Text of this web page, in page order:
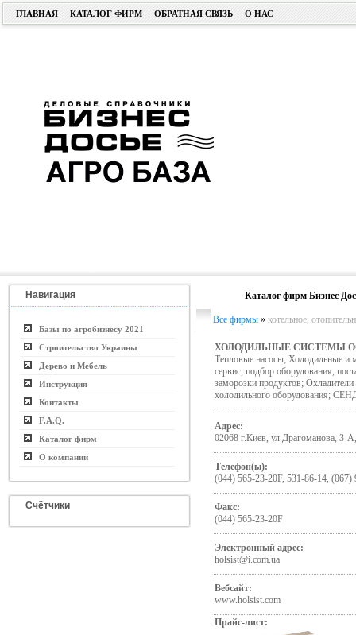
ГЛАВНАЯ КАТАЛОГ ФИРМ ОБРАТНАЯ СВЯЗЬ О НАС
Навигация
Базы по агробизнесу 2021
Строительство Украины
Дерево и Мебель
Инструкция
Контакты
F.A.Q.
Каталог фирм
О компании
Счётчики
Каталог фирм Бизнес
Все фирмы » котельное,
ХОЛОДИЛЬНЫЕ СИСТЕМЫ
Тепловые насосы; Холодильные
сервис, подбор оборудования,
заморозки продуктов;
холодильного оборудования;
Адрес:
02068 г.Киев, ул.Драгоманова, 3-
Телефон(ы):
(044) 565-23-20F, 531-86-14, (067)
Факс:
(044) 565-23-20F
Электронный адрес:
holsist@i.com.ua
Вебсайт:
www.holsist.com
Прайс-лист: